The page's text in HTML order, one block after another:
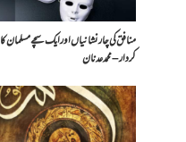
منافق کی چار نشانیاں اور ایک سچے مسلمان کا
کردار – محمد عدنان